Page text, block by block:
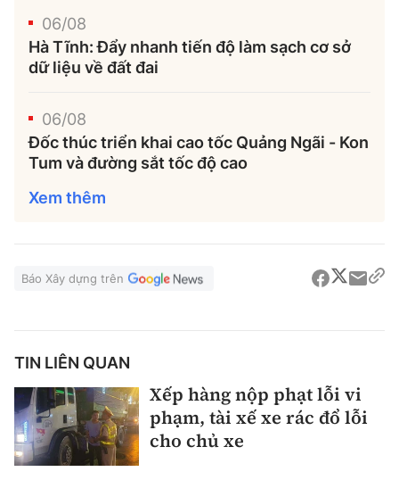
06/08
Hà Tĩnh: Đẩy nhanh tiến độ làm sạch cơ sở
dữ liệu về đất đai
06/08
Đốc thúc triển khai cao tốc Quảng Ngãi - Kon
Tum và đường sắt tốc độ cao
Xem thêm
Báo Xây dựng trên
TIN LIÊN QUAN
Xếp hàng nộp phạt lỗi vi
phạm, tài xế xe rác đổ lỗi
cho chủ xe